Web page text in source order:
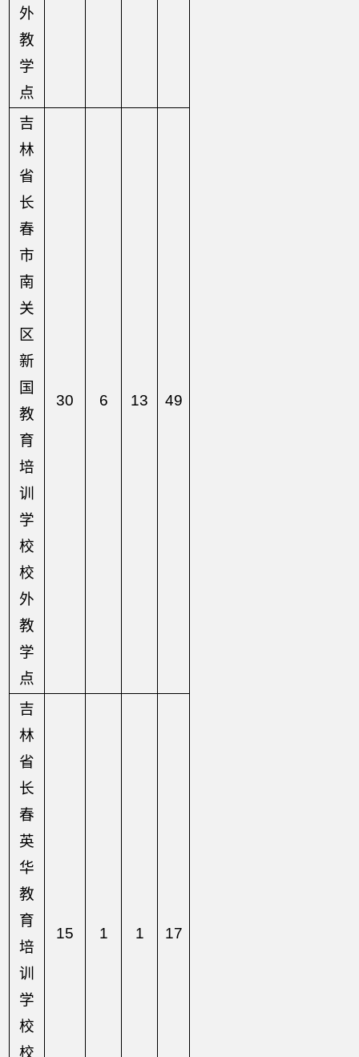
外
教
学
点
吉
林
省
长
春
市
南
关
区
新
国
教
育
培
训
学
校
校
外
教
学
点
30 6 13 49
吉
林
省
长
春
英
华
教
育
培
训
学
校
校
15 1 1 17